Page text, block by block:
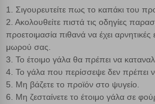
1. Σιγουρευτείτε πως το καπάκι του
2. Ακολουθείτε πιστά τις οδηγίες
προετοιμασία πιθανά να έχει
μωρού σας.
3. Το έτοιμο γάλα θα πρέπει να
4. Το γάλα που περίσσεψε δεν πρέπει
5. Μη βάζετε το προϊόν στο ψυγείο.
6. Μη ζεσταίνετε το έτοιμο γάλα σε